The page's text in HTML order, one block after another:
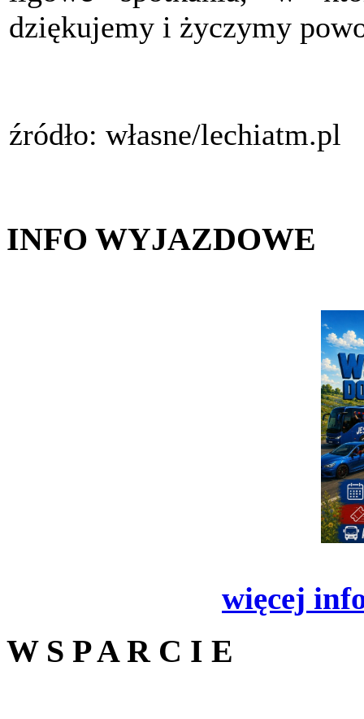
dziękujemy i życzymy
źródło: własne/lechiatm.pl
INFO WYJAZDOWE
więcej
W S P A R C I E